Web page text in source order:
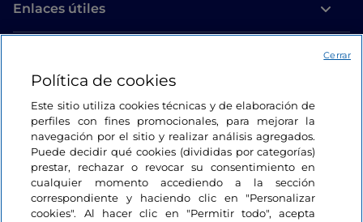
Enlaces útiles
Estamos en contacto
Política de cookies
Este sitio utiliza cookies técnicas y de elaboración de
perfiles con fines promocionales, para mejorar la
navegación por el sitio y realizar análisis agregados.
Puede decidir qué cookies (divididas por categorías)
prestar, rechazar o revocar su consentimiento en
cualquier momento accediendo a la sección
correspondiente y haciendo clic en "Personalizar
cookies". Al hacer clic en "Permitir todo", acepta
Cerrar